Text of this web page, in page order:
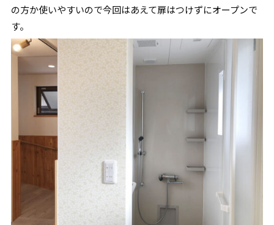
の方か使いやすいので今回はあえて扉はつけずにオープンで
す。